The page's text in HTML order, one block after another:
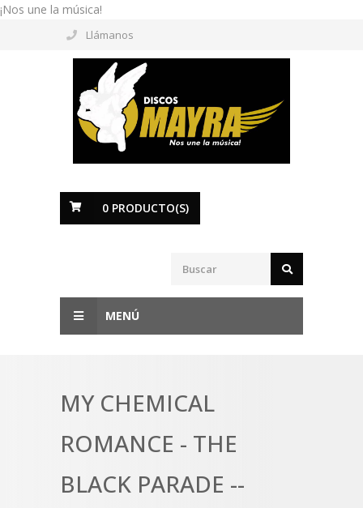
¡Nos une la música!
Llámanos
0 PRODUCTO(S)
MENÚ
MY CHEMICAL
ROMANCE - THE
BLACK PARADE --